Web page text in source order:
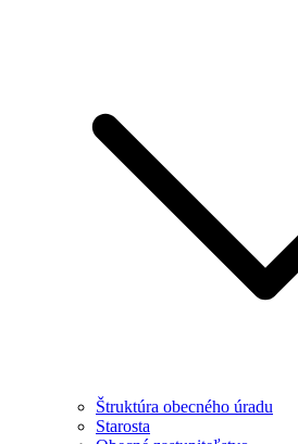
Štruktúra obecného úradu
Starosta